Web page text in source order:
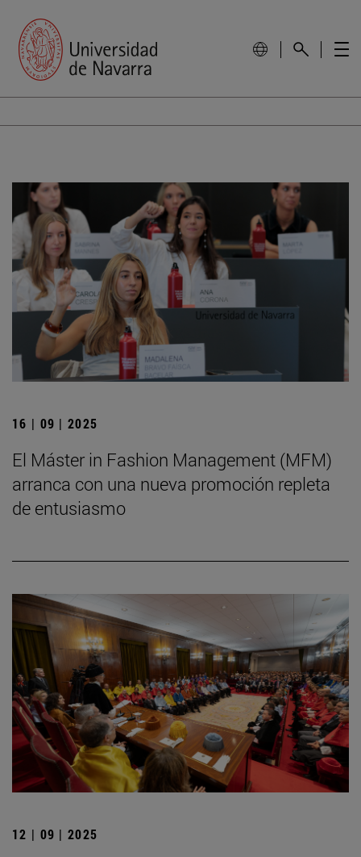
16 | 09 | 2025
El Máster in Fashion Management (MFM)
arranca con una nueva promoción repleta
de entusiasmo
12 | 09 | 2025